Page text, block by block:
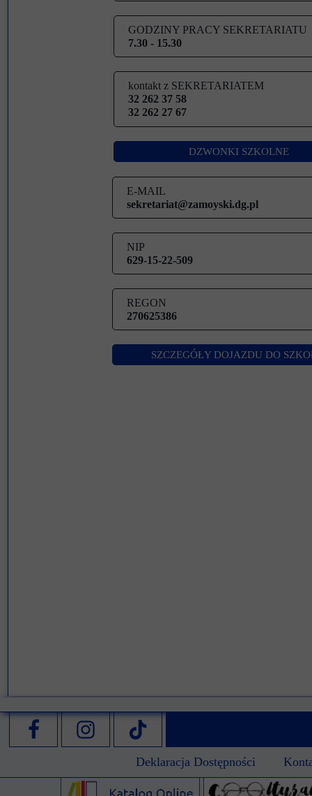
DZWONKI SZKOLNE
SZCZEGÓŁY DOJAZDU DO
REGON
270625386
NIP
629-15-22-509
E-MAIL
sekretariat@zamoyski.dg.pl
kontakt z SEKRETARIATEM
32 262 37 58
32 262 27 67
GODZINY PRACY SEKRETARIATU
7.30 - 15.30
Przerwy szkolne
Deklaracja Dostępności